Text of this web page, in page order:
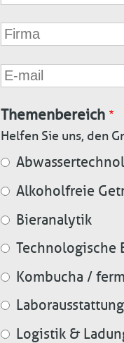
Firma
E-
mail
Themenbereich
Helfen Sie uns, den
Alkoholfreie
Bieranalytik
Technologische
Kombucha /
Laborausstattung
Logistik &